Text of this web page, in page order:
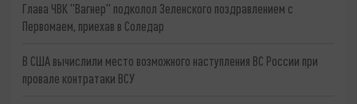
Глава ЧВК "Вагнер" подколол Зеленского поздравлением с
Первомаем, приехав в Соледар
В США вычислили место возможного наступления ВС России при
провале контратаки ВСУ